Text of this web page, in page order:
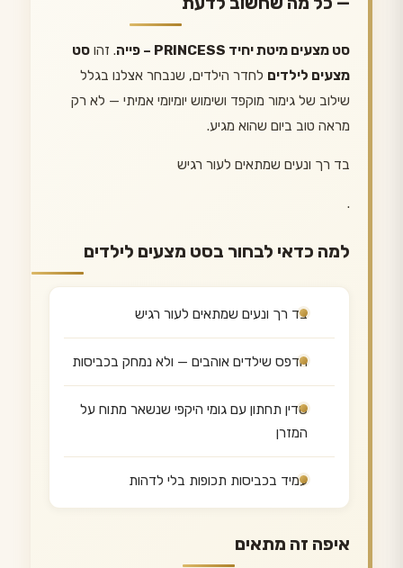
סט מצעים מיטת יחיד PRINCESS – פייה . זהו סט
מצעים לילדים לחדר הילדים, שנבחר אצלנו בגלל
שילוב של גימור מוקפד ושימוש יומיומי אמיתי — לא רק
מראה טוב ביום שהוא מגיע.
בד רך ונעים שמתאים לעור רגיש
.
למה כדאי לבחור בסט מצעים לילדים
בד רך ונעים שמתאים לעור רגיש
הדפס שילדים אוהבים — ולא נמחק בכביסות
סדין תחתון עם גומי היקפי שנשאר מתוח על
המזרן
עמיד בכביסות תכופות בלי לדהות
איפה זה מתאים